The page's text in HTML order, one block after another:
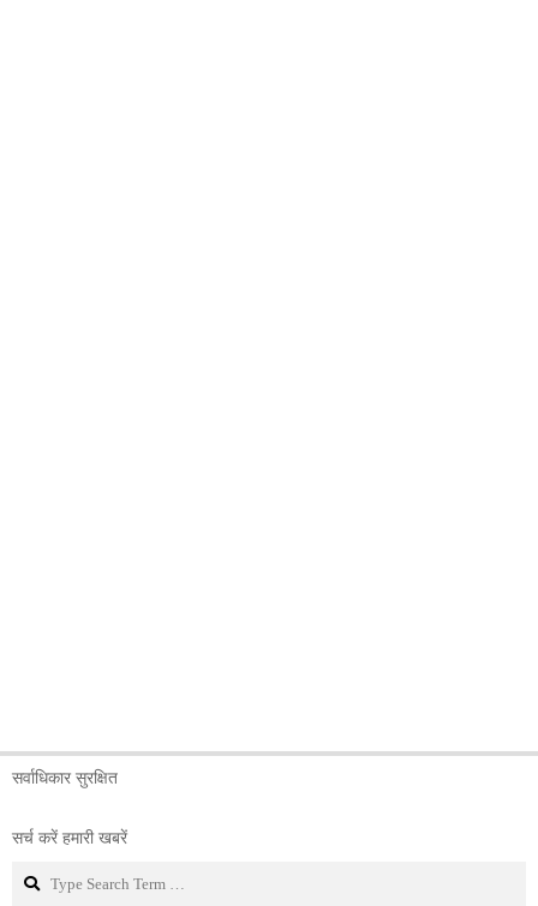
सर्वाधिकार सुरक्षित
सर्च करें हमारी खबरें